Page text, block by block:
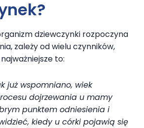
dziewczynki rozpoczyna
zależy od wielu czynników,
to:
już wspomniano, wiek
dojrzewania u mamy
punktem odniesienia i
kiedy u córki pojawią się